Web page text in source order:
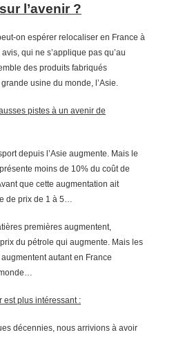
l’avenir ?
on espérer relocaliser en France à
qui ne s’applique pas qu’au
des produits fabriqués
usine du monde, l’Asie.
pistes à un avenir de
depuis l’Asie augmente. Mais le
moins de 10% du coût de
que cette augmentation ait
de prix de 1 à 5…
premières augmentent,
du pétrole qui augmente. Mais les
autant en France
est plus intéressant :
décennies, nous arrivions à avoir